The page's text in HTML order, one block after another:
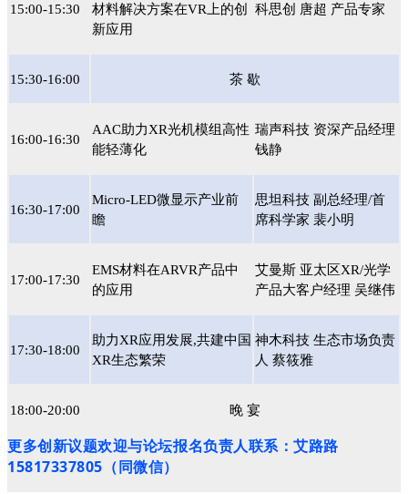
15:00-15:30
材料解决方案在VR上的创
新应用
科思创 唐超 产品专家
15:30-16:00 茶 歇
16:00-16:30
AAC助力XR光机模组高性
能轻薄化
瑞声科技 资深产品经理
钱静
16:30-17:00
Micro-LED微显示产业前
瞻
思坦科技 副总经理/首
席科学家 裴小明
17:00-17:30
EMS材料在ARVR产品中
的应用
艾曼斯 亚太区XR/光学
产品大客户经理 吴继伟
17:30-18:00
助力XR应用发展,共建中国
XR生态繁荣
神木科技 生态市场负责
人 蔡筱雅
18:00-20:00 晚 宴
更多创新议题欢迎与论坛报名负责人联系：艾路路
15817337805（同微信）